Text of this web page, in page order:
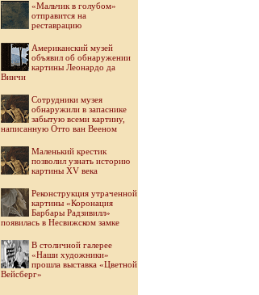
«Мальчик в голубом»
отправится на
реставрацию
Американский музей
объявил об обнаружении
картины Леонардо да
Винчи
Cотрудники музея
обнаружили в запаснике
забытую всеми картину,
написанную Отто ван Вееном
Маленький крестик
позволил узнать историю
картины XV века
Реконструкция утраченной
картины «Коронация
Барбары Радзивилл»
появилась в Несвижском замке
В столичной галерее
«Наши художники»
прошла выставка «Цветной
Вейсберг»